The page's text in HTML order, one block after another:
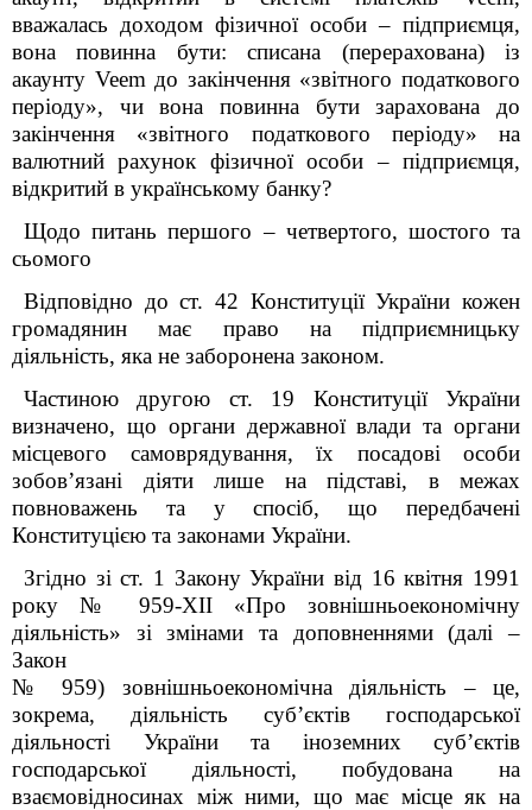
вважалась доходом фізичної особи – підприємця,
вона повинна бути: списана (перерахована) із
акаунту Veem до закінчення «звітного податкового
періоду», чи вона повинна бути зарахована до
закінчення «звітного податкового періоду» на
валютний рахунок фізичної особи – підприємця,
відкритий в українському банку?
Щодо питань першого – четвертого, шостого та
сьомого
Відповідно до ст. 42 Конституції України кожен
громадянин має право на підприємницьку
діяльність, яка не заборонена законом.
Частиною другою ст. 19 Конституції України
визначено, що органи державної влади та органи
місцевого самоврядування, їх посадові особи
зобов’язані діяти лише на підставі, в межах
повноважень та у спосіб, що передбачені
Конституцією та законами України.
Згідно зі ст. 1 Закону України від 16 квітня 1991
року № 959-XII «Про зовнішньоекономічну
діяльність» зі змінами та доповненнями (далі –
Закон
№ 959) зовнішньоекономічна діяльність – це,
зокрема, діяльність суб’єктів господарської
діяльності України та іноземних суб’єктів
господарської діяльності, побудована на
взаємовідносинах між ними, що має місце як на